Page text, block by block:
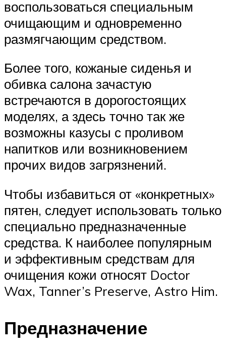
воспользоваться специальным
очищающим и одновременно
размягчающим средством.
Более того, кожаные сиденья и
обивка салона зачастую
встречаются в дорогостоящих
моделях, а здесь точно так же
возможны казусы с проливом
напитков или возникновением
прочих видов загрязнений.
Чтобы избавиться от «конкретных»
пятен, следует использовать только
специально предназначенные
средства. К наиболее популярным
и эффективным средствам для
очищения кожи относят Doctor
Wax, Tanner’s Preserve, Astro Him.
Предназначение